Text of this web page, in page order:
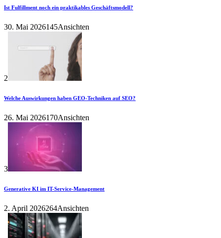
Ist Fulfillment noch ein praktikables Geschäftsmodell?
30. Mai 2026145Ansichten
2
Welche Auswirkungen haben GEO-Techniken auf SEO?
26. Mai 2026170Ansichten
3
Generative KI im IT-Service-Management
2. April 2026264Ansichten